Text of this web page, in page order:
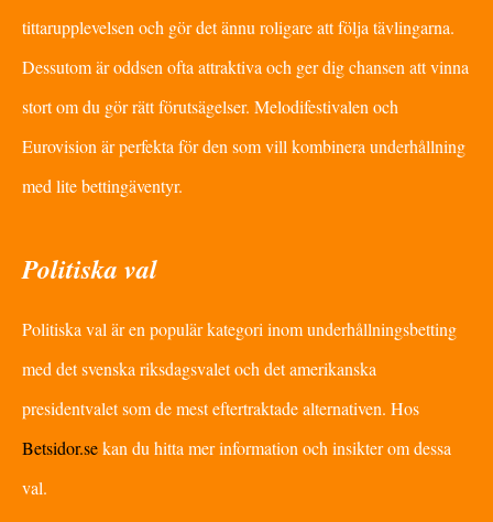
tittarupplevelsen och gör det ännu roligare att följa tävlingarna.
Dessutom är oddsen ofta attraktiva och ger dig chansen att vinna
stort om du gör rätt förutsägelser. Melodifestivalen och
Eurovision är perfekta för den som vill kombinera underhållning
med lite bettingäventyr.
Politiska val
Politiska val är en populär kategori inom underhållningsbetting
med det svenska riksdagsvalet och det amerikanska
presidentvalet som de mest eftertraktade alternativen. Hos
Betsidor.sekan du hitta mer information och insikter om dessa
val.